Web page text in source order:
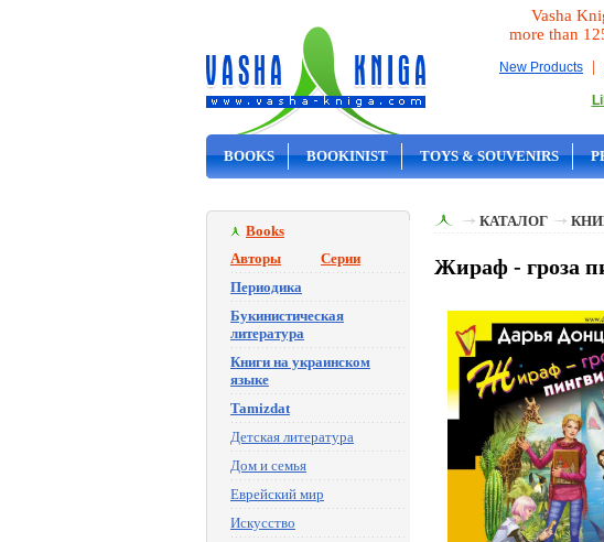
Vasha
more than
New Products |
BOOKS BOOKINIST TOYS & SOUVENIRS
Books
Авторы
Серии
Периодика
Букинистическая
литература
Книги на украинском
языке
Tamizdat
Детская литература
Дом и семья
Еврейский мир
Искусство
КАТАЛОГ
Жираф - гроза